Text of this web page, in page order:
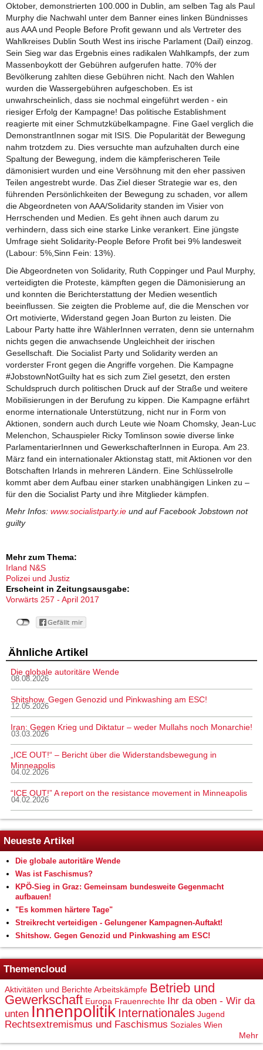
Oktober, demonstrierten 100.000 in Dublin, am selben Tag als Paul
Murphy die Nachwahl unter dem Banner eines linken Bündnisses
aus AAA und People Before Profit gewann und als Vertreter des
Wahlkreises Dublin South West ins irische Parlament (Dail) einzog.
Sein Sieg war das Ergebnis eines radikalen Wahlkampfs, der zum
Massenboykott der Gebühren aufgerufen hatte. 70% der
Bevölkerung zahlten diese Gebühren nicht. Nach den Wahlen
wurden die Wassergebühren aufgeschoben. Es ist
unwahrscheinlich, dass sie nochmal eingeführt werden - ein
riesiger Erfolg der Kampagne! Das politische Establishment
reagierte mit einer Schmutzkübelkampagne. Fine Gael verglich die
DemonstrantInnen sogar mit ISIS. Die Popularität der Bewegung
nahm trotzdem zu. Dies versuchte man aufzuhalten durch eine
Spaltung der Bewegung, indem die kämpferischeren Teile
dämonisiert wurden und eine Versöhnung mit den eher passiven
Teilen angestrebt wurde. Das Ziel dieser Strategie war es, den
führenden Persönlichkeiten der Bewegung zu schaden, vor allem
die Abgeordneten von AAA/Solidarity standen im Visier von
Herrschenden und Medien. Es geht ihnen auch darum zu
verhindern, dass sich eine starke Linke verankert. Eine jüngste
Umfrage sieht Solidarity-People Before Profit bei 9% landesweit
(Labour: 5%,Sinn Fein: 13%).
Die Abgeordneten von Solidarity, Ruth Coppinger und Paul Murphy,
verteidigten die Proteste, kämpften gegen die Dämonisierung an
und konnten die Berichterstattung der Medien wesentlich
beeinflussen. Sie zeigten die Probleme auf, die die Menschen vor
Ort motivierte, Widerstand gegen Joan Burton zu leisten. Die
Labour Party hatte ihre WählerInnen verraten, denn sie unternahm
nichts gegen die anwachsende Ungleichheit der irischen
Gesellschaft. Die Socialist Party und Solidarity werden an
vorderster Front gegen die Angriffe vorgehen. Die Kampagne
#JobstownNotGuilty hat es sich zum Ziel gesetzt, den ersten
Schuldspruch durch politischen Druck auf der Straße und weitere
Mobilisierungen in der Berufung zu kippen. Die Kampagne erfährt
enorme internationale Unterstützung, nicht nur in Form von
Aktionen, sondern auch durch Leute wie Noam Chomsky, Jean-Luc
Melenchon, Schauspieler Ricky Tomlinson sowie diverse linke
ParlamentarierInnen und GewerkschafterInnen in Europa. Am 23.
März fand ein internationaler Aktionstag statt, mit Aktionen vor den
Botschaften Irlands in mehreren Ländern. Eine Schlüsselrolle
kommt aber dem Aufbau einer starken unabhängigen Linken zu –
für den die Socialist Party und ihre Mitglieder kämpfen.
Mehr Infos: www.socialistparty.ie und auf Facebook Jobstown not
guilty
Mehr zum Thema:
Irland N&S
Polizei und Justiz
Erscheint in Zeitungsausgabe:
Vorwärts 257 - April 2017
Ähnliche Artikel
Die globale autoritäre Wende
08.08.2026
Shitshow. Gegen Genozid und Pinkwashing am ESC!
12.05.2026
Iran: Gegen Krieg und Diktatur – weder Mullahs noch Monarchie!
03.03.2026
„ICE OUT!“ – Bericht über die Widerstandsbewegung in
Minneapolis
04.02.2026
“ICE OUT!” A report on the resistance movement in Minneapolis
04.02.2026
Neueste Artikel
Die globale autoritäre Wende
Was ist Faschismus?
KPÖ-Sieg in Graz: Gemeinsam bundesweite Gegenmacht
aufbauen!
"Es kommen härtere Tage"
Streikrecht verteidigen - Gelungener Kampagnen-Auftakt!
Shitshow. Gegen Genozid und Pinkwashing am ESC!
Themencloud
Aktivitäten und BerichteArbeitskämpfe Betrieb und
Gewerkschaft Europa Frauenrechte Ihr da oben - Wir da
unten Innenpolitik Internationales Jugend
Rechtsextremismus und Faschismus Soziales Wien
Mehr